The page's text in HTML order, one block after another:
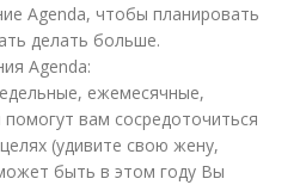
Agenda, чтобы планировать
делать больше.
Agenda:
ежемесячные,
вам сосредоточиться
(удивите свою жену,
быть в этом году Вы